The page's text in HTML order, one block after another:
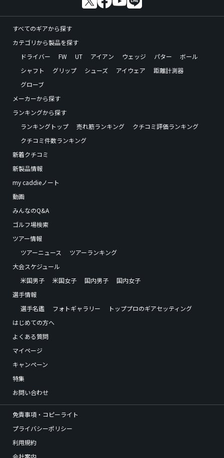
すべてのギアから探す
カテゴリから製品を探す
ドライバー
FW UT アイアン ウェッジ パター
ボール
シャフト
グリップ シューズ アイウェア
距離計測器
グローブ
メーカーから探す
ランキングから探す
ランキングトップ
売れ筋ランキング
クチコミ評価ランキング
クチコミ件数ランキング
新着クチコミ
新製品情報
my caddieノート
動画
みんなのQ&A
ゴルフ場検索
ツアー情報
ツアーニュース
ツアーランキング
大会スケジュール
米国男子
米国女子 国内男子
国内女子
選手情報
選手名鑑
フォトギャラリー
トッププロのギアセッティング
はじめての方へ
よくある質問
マイページ
キャンペーン
特集
お問い合わせ
免責事項・コピーライト
プライバシーポリシー
利用規約
会社案内